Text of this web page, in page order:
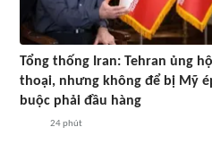
Tổng thống Iran: Tehran ủng
thoại, nhưng không để bị Mỹ
buộc phải đầu hàng
24 phút